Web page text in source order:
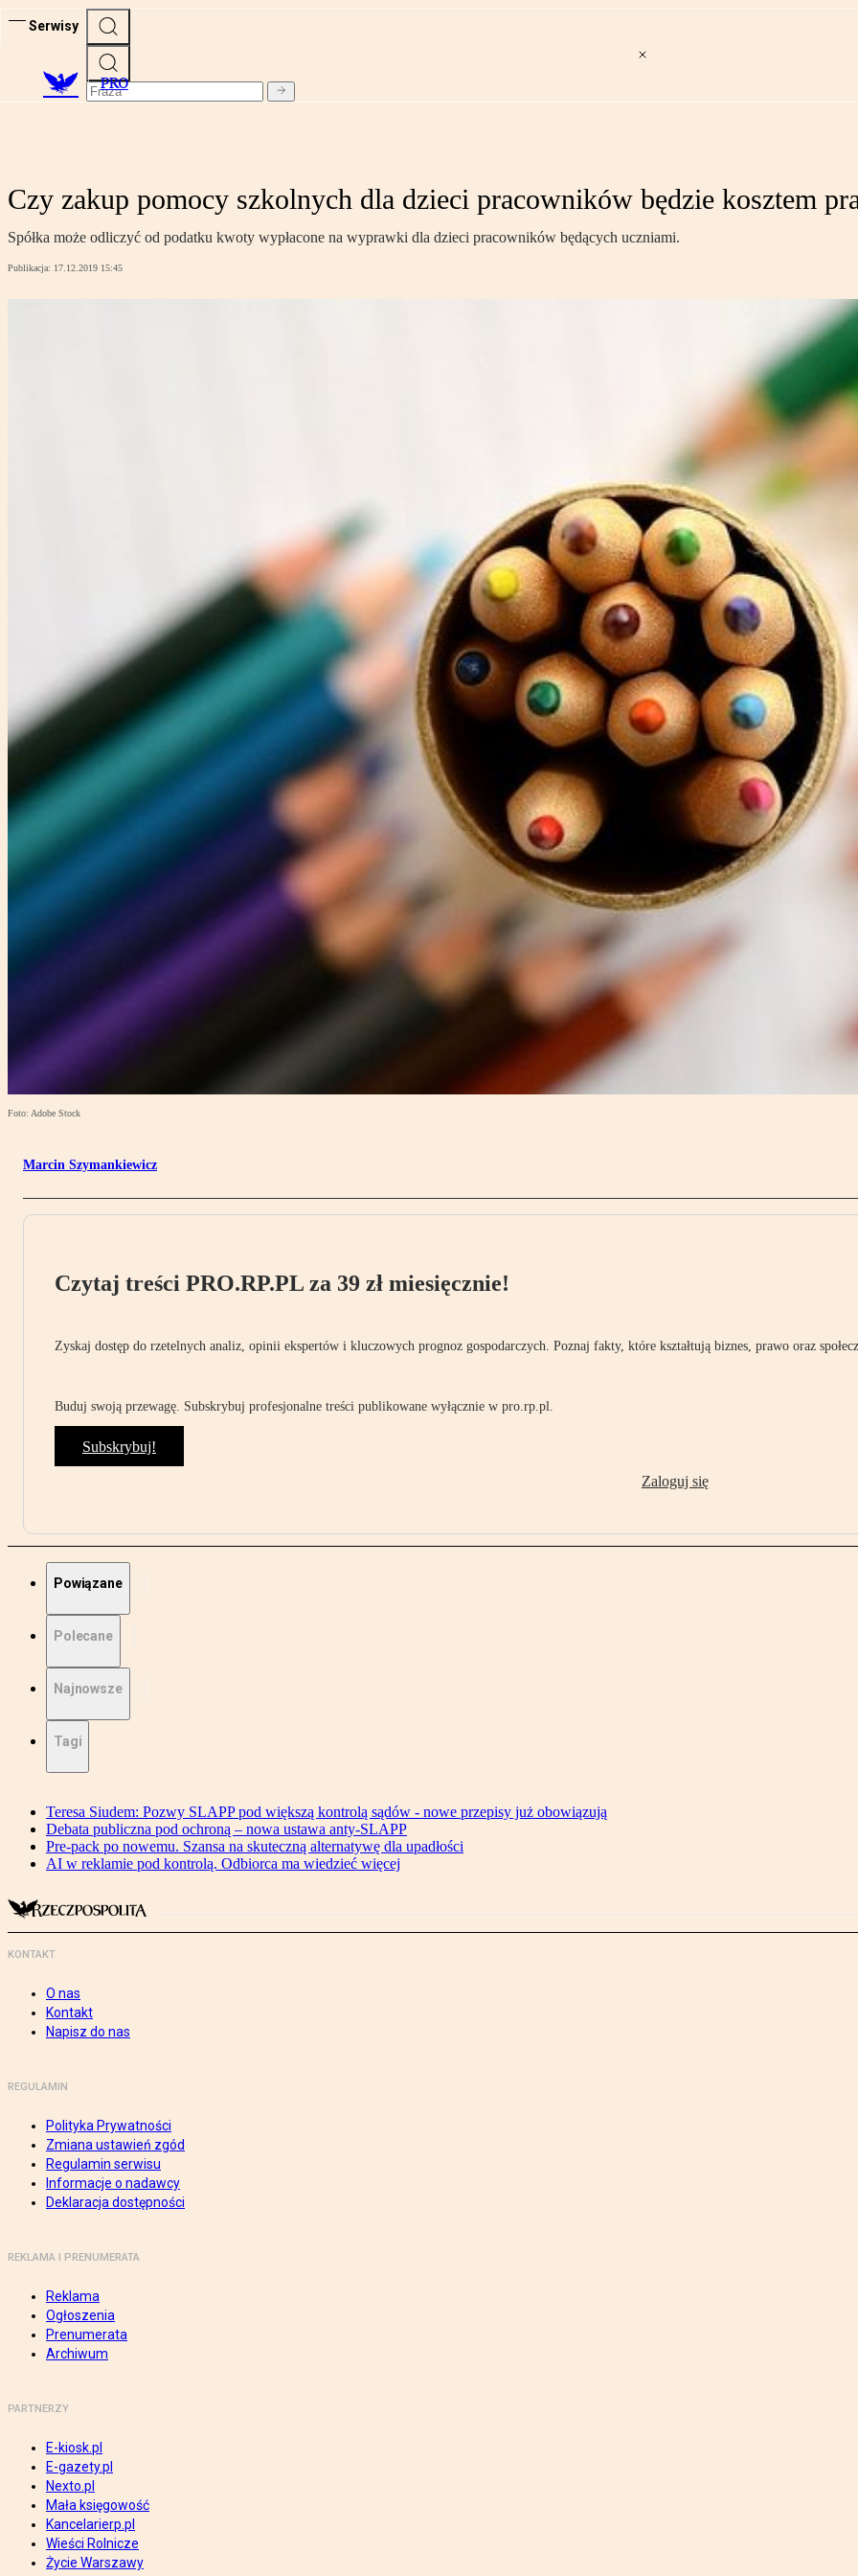
Serwisy
PRO
Czy zakup pomocy szkolnych dla dzieci pracowników będzie kosztem
Spółka może odliczyć od podatku kwoty wypłacone na wyprawki dla dzieci pracowników będących uczniami.
Publikacja: 17.12.2019 15:45
Foto: Adobe Stock
Marcin Szymankiewicz
Czytaj treści PRO.RP.PL za 39 zł miesięcznie!
Zyskaj dostęp do rzetelnych analiz, opinii ekspertów i kluczowych prognoz gospodarczych. Poznaj fakty, które kształtują biznes, prawo oraz
Buduj swoją przewagę. Subskrybuj profesjonalne treści publikowane wyłącznie w pro.rp.pl.
Subskrybuj!
Zaloguj się
Powiązane
Polecane
Najnowsze
Tagi
Teresa Siudem: Pozwy SLAPP pod większą kontrolą sądów - nowe przepisy już obowiązują
Debata publiczna pod ochroną – nowa ustawa anty-SLAPP
Pre-pack po nowemu. Szansa na skuteczną alternatywę dla upadłości
AI w reklamie pod kontrolą. Odbiorca ma wiedzieć więcej
KONTAKT
O nas
Kontakt
Napisz do nas
REGULAMIN
Polityka Prywatności
Zmiana ustawień zgód
Regulamin serwisu
Informacje o nadawcy
Deklaracja dostępności
REKLAMA I PRENUMERATA
Reklama
Ogłoszenia
Prenumerata
Archiwum
PARTNERZY
E-kiosk.pl
E-gazety.pl
Nexto.pl
Mała księgowość
Kancelarierp.pl
Wieści Rolnicze
Życie Warszawy